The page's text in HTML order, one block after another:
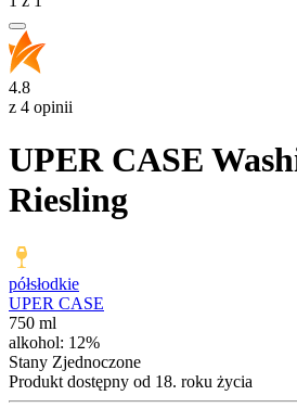
4.8
z 4 opinii
UPER CASE
Riesling
półsłodkie
UPER CASE
750 ml
alkohol: 12%
Stany Zjednoczone
Produkt dostępny od 18. roku życia